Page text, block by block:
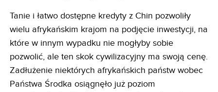
Tanie i łatwo dostępne kredyty z Chin pozwoliły
wielu afrykańskim krajom na podjęcie inwestycji, na
które w innym wypadku nie mogłyby sobie
pozwolić, ale ten skok cywilizacyjny ma swoją cenę.
Zadłużenie niektórych afrykańskich państw wobec
Państwa Środka osiągnęło już poziom